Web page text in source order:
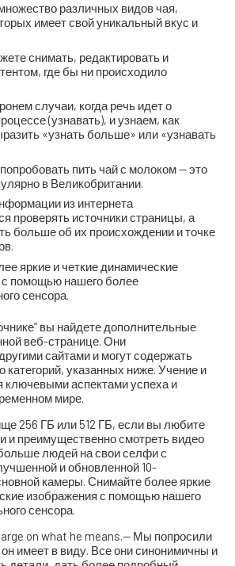
различных видов чая,
имеет свой уникальный вкус и
снимать, редактировать и
где бы ни происходило
случаи, когда речь идет о
(узнавать), и узнаем, как
«узнать больше» или «узнавать
пить чай с молоком — это
в Великобритании.
из интернета
проверять источники страницы, а
больше об их происхождении и точке
яркие и четкие динамические
с помощью нашего более
сенсора.
вы найдете дополнительные
веб-странице. Они
сайтами и могут содержать
категорий, указанных ниже. Учение и
ключевыми аспектами успеха и
мире.
256 ГБ или 512 ГБ, если вы любите
и преимущественно смотреть видео
людей на свои селфи с
и обновленной 10-
камеры. Снимайте более яркие
изображения с помощью нашего
сенсора.
on what he means.— Мы попросили
он имеет в виду. Все они синонимичны и